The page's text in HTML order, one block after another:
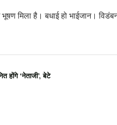
मिला है। बधाई हो भाईजान।
‘नेताजी’, बेटे